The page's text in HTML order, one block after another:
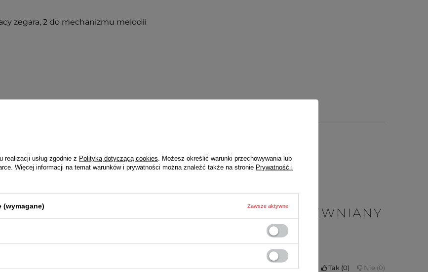
zegara, 2 do mechanizmu melodii
Wraz z produktem otrzymasz:
dowód zakupu (paragon lub fakturę VAT)
PTAKÓW ATRIX ATW301PT2 CLV SW DREWNIANY
Fajny gadżet. Co godzinę jakis ptaszek zaśpiewa, aż się weselej na duszy robi jakoś
Czy opinia była pomocna? Tak 0 Nie 0
usług zgodnie z Polityką dotyczącą cookies . Możesz określić warunki przechowywania lub
Więcej informacji na temat warunków i prywatności można znaleźć także na stronie Prywatność i
Zawsze aktywne